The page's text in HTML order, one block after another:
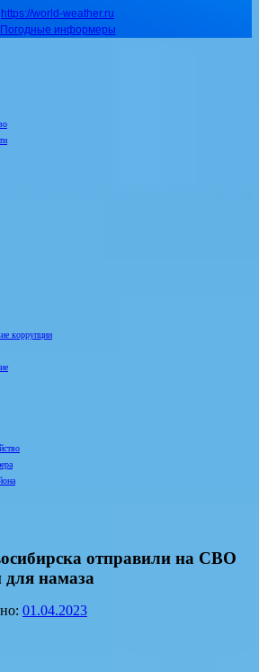
https://world-weather.ru
Погодные информеры
коррупции
отправили на СВО
намаза
01.04.2023